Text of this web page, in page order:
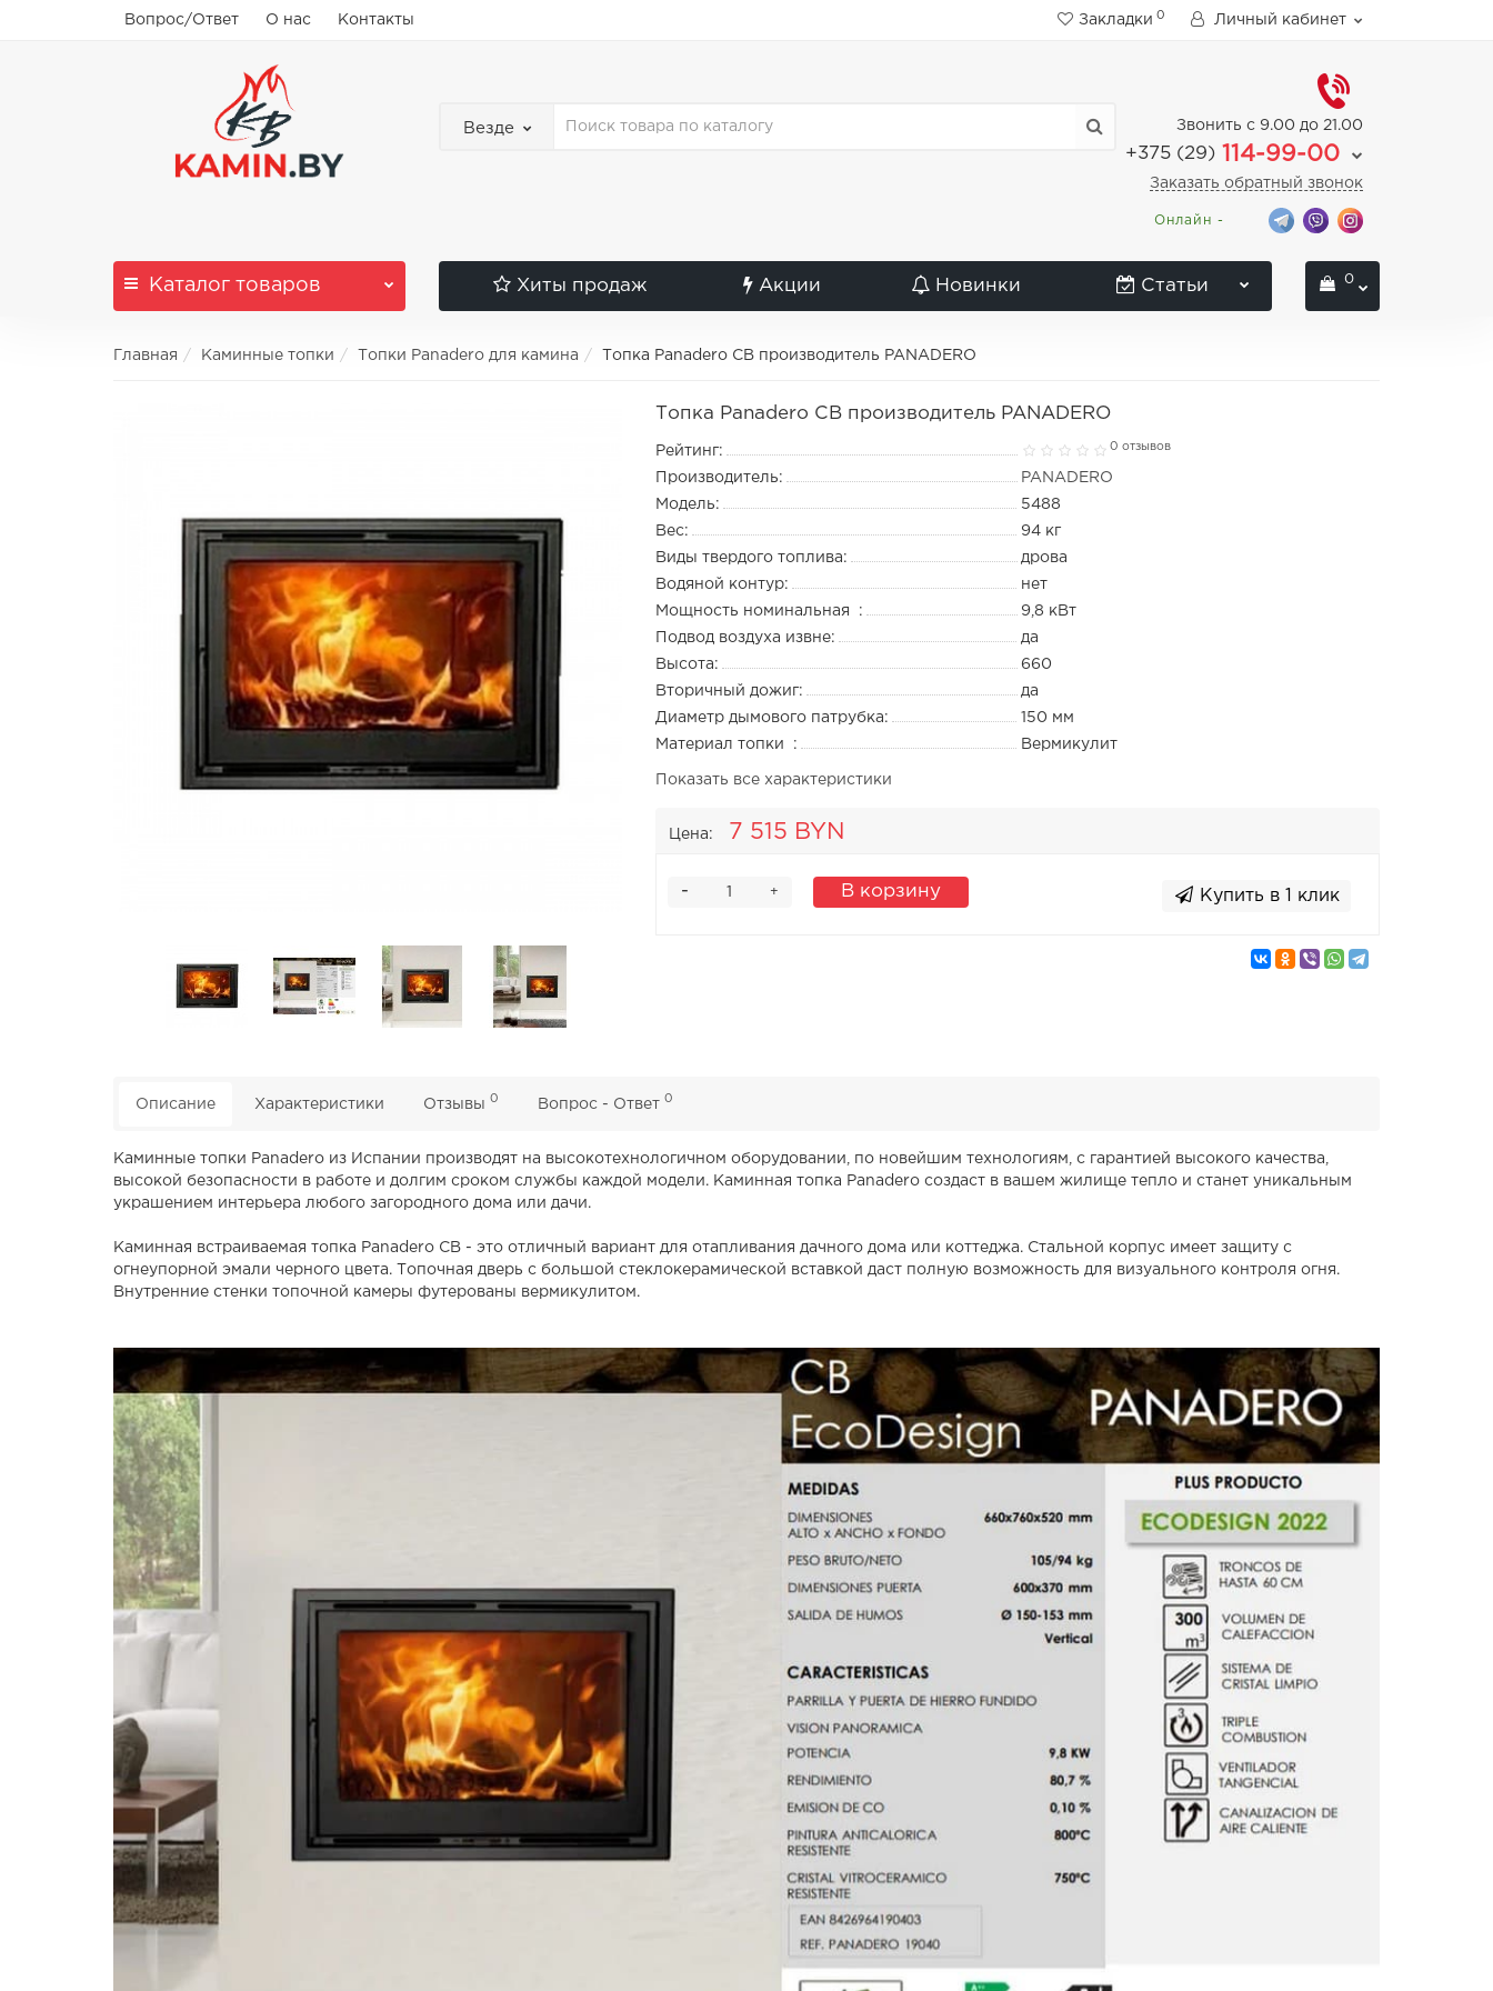
Вопрос/Ответ О нас Контакты Закладки 0 Личный кабинет
Везде Звонить с 9.00 до 21.00
+375 (29) 114-99-00
Заказать обратный звонок
Онлайн -
Каталог товаров Хиты продаж Акции Новинки Статьи 0
Главная Каминные топки Топки Panadero для камина Топка Panadero CB производитель PANADERO
Топка Panadero CB производитель PANADERO
Рейтинг: 0 отзывов
Производитель:
PANADERO
Модель:
5488
Вес:
94 кг
Виды твердого топлива:
дрова
Водяной контур:
нет
Мощность номинальная :
9,8 кВт
Подвод воздуха извне:
да
Высота:
660
Вторичный дожиг:
да
Диаметр дымового патрубка:
150 мм
Материал топки :
Вермикулит
Показать все характеристики
Цена: 7 515 BYN
+
- В корзину Купить в 1 клик
Описание Характеристики Отзывы 0 Вопрос - Ответ 0
Каминные топки Panadero из Испании производят на высокотехнологичном оборудовании, по новейшим технологиям, с гарантией высокого качества,
высокой безопасности в работе и долгим сроком службы каждой модели. Каминная топка Panadero создаст в вашем жилище тепло и станет уникальным
украшением интерьера любого загородного дома или дачи.
Каминная встраиваемая топка Panadero CB - это отличный вариант для отапливания дачного дома или коттеджа. Стальной корпус имеет защиту с
огнеупорной эмали черного цвета. Топочная дверь с большой стеклокерамической вставкой даст полную возможность для визуального контроля огня.
Внутренние стенки топочной камеры футерованы вермикулитом.